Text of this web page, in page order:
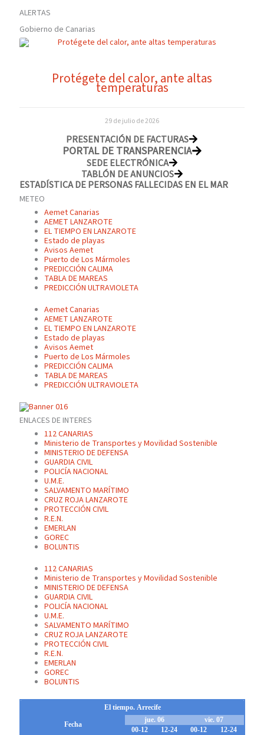
ALERTAS
Gobierno de Canarias
Protégete del calor, ante altas
temperaturas
29 de julio de 2026
PRESENTACIÓN DE FACTURAS
PORTAL DE TRANSPARENCIA
SEDE ELECTRÓNICA
TABLÓN DE ANUNCIOS
ESTADÍSTICA DE PERSONAS FALLECIDAS EN EL MAR
METEO
Aemet Canarias
AEMET LANZAROTE
EL TIEMPO EN LANZAROTE
Estado de playas
Avisos Aemet
Puerto de Los Mármoles
PREDICCIÓN CALIMA
TABLA DE MAREAS
PREDICCIÓN ULTRAVIOLETA
Aemet Canarias
AEMET LANZAROTE
EL TIEMPO EN LANZAROTE
Estado de playas
Avisos Aemet
Puerto de Los Mármoles
PREDICCIÓN CALIMA
TABLA DE MAREAS
PREDICCIÓN ULTRAVIOLETA
ENLACES DE INTERES
112 CANARIAS
Ministerio de Transportes y Movilidad Sostenible
MINISTERIO DE DEFENSA
GUARDIA CIVIL
POLICÍA NACIONAL
U.M.E.
SALVAMENTO MARÍTIMO
CRUZ ROJA LANZAROTE
PROTECCIÓN CIVIL
R.E.N.
EMERLAN
GOREC
BOLUNTIS
112 CANARIAS
Ministerio de Transportes y Movilidad Sostenible
MINISTERIO DE DEFENSA
GUARDIA CIVIL
POLICÍA NACIONAL
U.M.E.
SALVAMENTO MARÍTIMO
CRUZ ROJA LANZAROTE
PROTECCIÓN CIVIL
R.E.N.
EMERLAN
GOREC
BOLUNTIS